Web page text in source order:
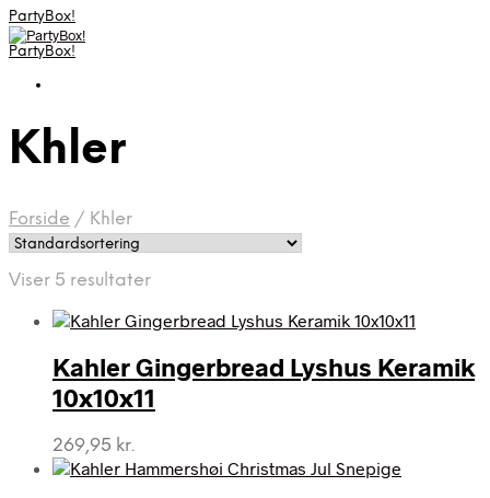
PartyBox!
PartyBox!
Khler
Forside / Khler
Viser 5 resultater
Kahler Gingerbread Lyshus Keramik
10x10x11
269,95 kr.